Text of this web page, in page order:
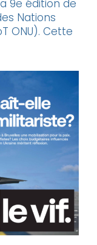
9e édition de
Nations
ONU). Cette